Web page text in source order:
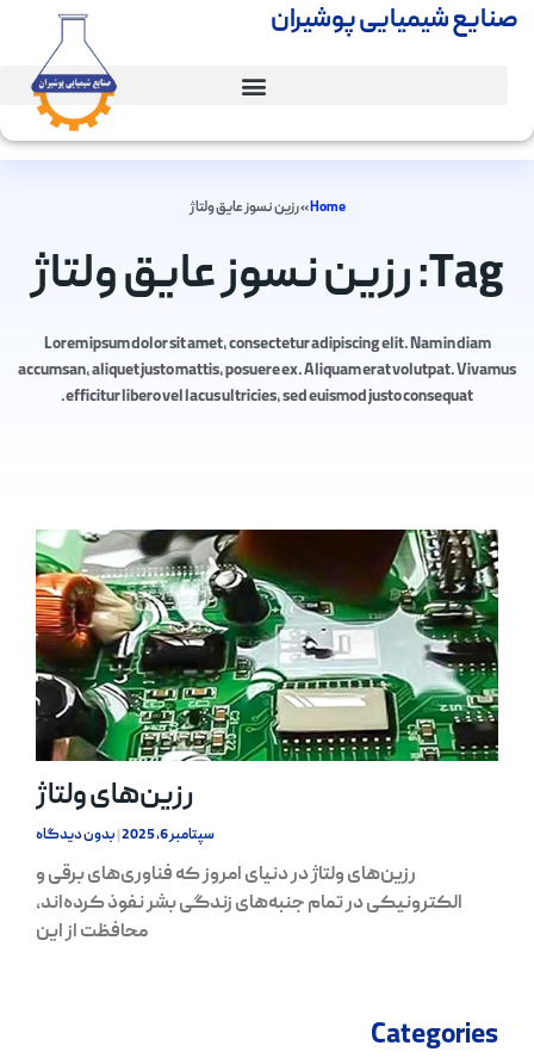
صنایع شیمیایی پوشیران
Home
»رزین نسوز عایق ولتاژ
Tag: رزین نسوز عایق ولتاژ
Lorem ipsum dolor sit amet, consectetur adipiscing elit. Nam in diam
accumsan, aliquet justo mattis, posuere ex. Aliquam erat volutpat. Vivamus
efficitur libero vel lacus ultricies, sed euismod justo consequat.
رزین‌های ولتاژ
سپتامبر 6, 2025 بدون دیدگاه
رزین‌های ولتاژ در دنیای امروز که فناوری‌های برقی و
الکترونیکی در تمام جنبه‌های زندگی بشر نفوذ کرده‌اند،
محافظت از این
Categories